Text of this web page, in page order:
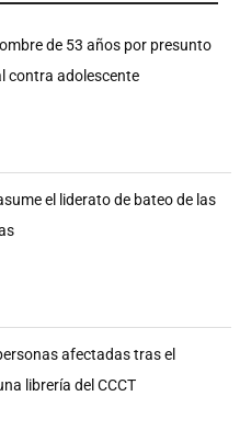
de 53 años por presunto
contra adolescente
el liderato de bateo de las
afectadas tras el
librería del CCCT